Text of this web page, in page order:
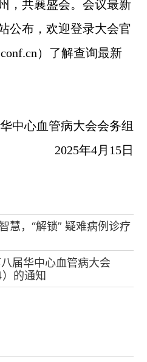
，共襄盛会。会议最新
公布，欢迎登录大会官
）了解查询最新
华中心血管病大会会务组
2025年4月15日
慧，“解锁” 疑难病例诊疗
届华中心血管病大会
）的通知